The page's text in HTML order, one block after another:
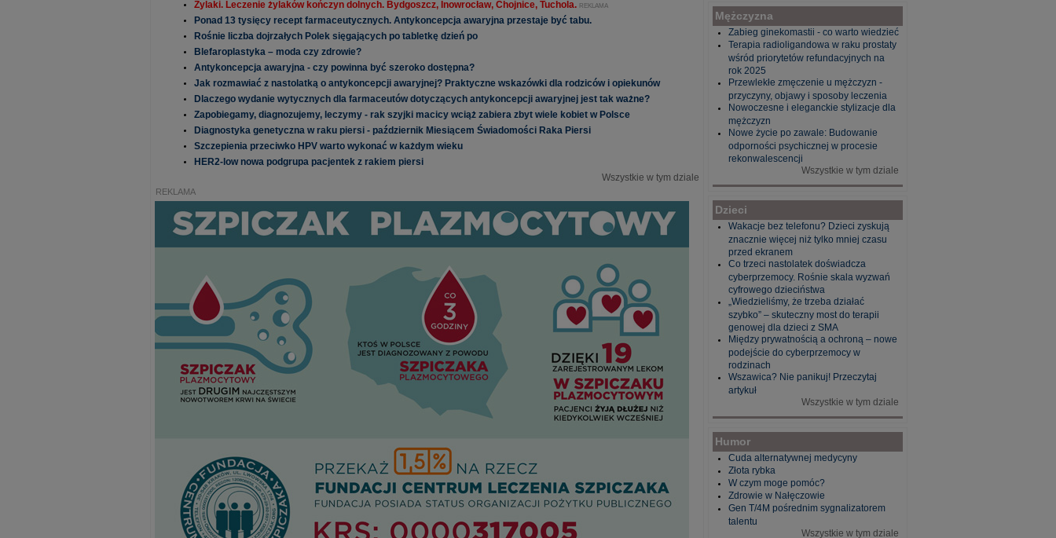
Żylaki. Leczenie żylaków kończyn dolnych. Bydgoszcz, Inowrocław, Chojnice, Tuchola. REKLAMA
Ponad 13 tysięcy recept farmaceutycznych. Antykoncepcja awaryjna przestaje być tabu.
Rośnie liczba dojrzałych Polek sięgających po tabletkę dzień po
Blefaroplastyka – moda czy zdrowie?
Antykoncepcja awaryjna - czy powinna być szeroko dostępna?
Jak rozmawiać z nastolatką o antykoncepcji awaryjnej? Praktyczne wskazówki dla rodziców i opiekunów
Dlaczego wydanie wytycznych dla farmaceutów dotyczących antykoncepcji awaryjnej jest tak ważne?
Zapobiegamy, diagnozujemy, leczymy - rak szyjki macicy wciąż zabiera zbyt wiele kobiet w Polsce
Diagnostyka genetyczna w raku piersi - październik Miesiącem Świadomości Raka Piersi
Szczepienia przeciwko HPV warto wykonać w każdym wieku
HER2-low nowa podgrupa pacjentek z rakiem piersi
Wszystkie w tym dziale
REKLAMA
Mężczyzna
Zabieg ginekomastii - co warto wiedzieć
Terapia radioligandowa w raku prostaty
wśród priorytetów refundacyjnych na
rok 2025
Przewlekłe zmęczenie u mężczyzn -
przyczyny, objawy i sposoby leczenia
Nowoczesne i eleganckie stylizacje dla
mężczyzn
Nowe życie po zawale: Budowanie
odporności psychicznej w procesie
rekonwalescencji
Wszystkie w tym dziale
Dzieci
Wakacje bez telefonu? Dzieci zyskują
znacznie więcej niż tylko mniej czasu
przed ekranem
Co trzeci nastolatek doświadcza
cyberprzemocy. Rośnie skala wyzwań
cyfrowego dzieciństwa
„Wiedzieliśmy, że trzeba działać
szybko” – skuteczny most do terapii
genowej dla dzieci z SMA
Między prywatnością a ochroną – nowe
podejście do cyberprzemocy w
rodzinach
Wszawica? Nie panikuj! Przeczytaj
artykuł
Wszystkie w tym dziale
Humor
Cuda alternatywnej medycyny
Złota rybka
W czym moge pomóc?
Zdrowie w Nałęczowie
Gen T/4M pośrednim sygnalizatorem
talentu
Wszystkie w tym dziale